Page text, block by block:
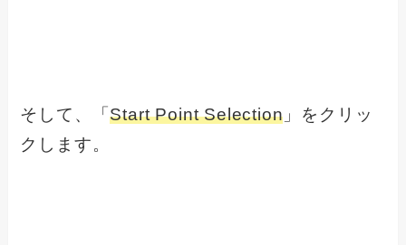
そして、「Start Point Selection 」をクリッ
クします。